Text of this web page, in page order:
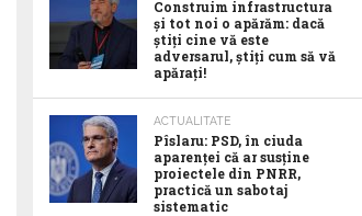
Construim infrastructura
și tot noi o apărăm: dacă
știți cine vă este
adversarul, știți cum să vă
apărați!
ACTUALITATE
Pîslaru: PSD, în ciuda
aparenței că ar susține
proiectele din PNRR,
practică un sabotaj
sistematic